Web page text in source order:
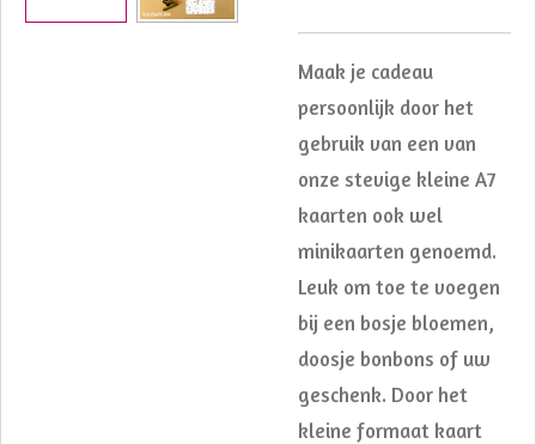
Maak je cadeau
persoonlijk door het
gebruik van een van
onze stevige kleine A7
kaarten ook wel
minikaarten genoemd.
Leuk om toe te voegen
bij een bosje bloemen,
doosje bonbons of uw
geschenk. Door het
kleine formaat kaart